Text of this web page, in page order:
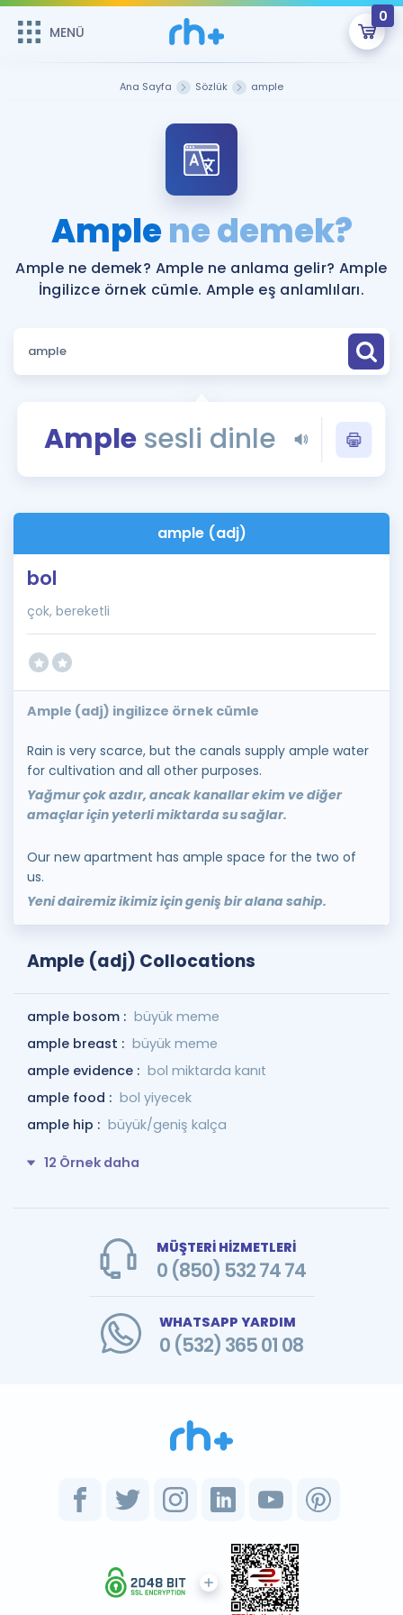
MENÜ
0
ÜYE DEĞİLİM
Sepetin Şu An Boş.
Remzi Hoca ile seni sınava hazırlayacak onlarca eğitim seni
bekliyor!
MENÜ
Katılımcı Görüşleri
Faydalı Araçlar
Sözlük
Rehberlik Aracı
Blog
İngilizce Gramer
Ana Sayfa Sözlük ample
Amplene demek?
Ample ne demek? Ample ne anlama gelir? Ample
İngilizce örnek cümle. Ample eş anlamlıları.
Ample sesli dinle
ample (adj)
bol
çok, bereketli
Ample (adj) ingilizce örnek cümle
Rain is very scarce, but the canals supply ample water
for cultivation and all other purposes.
Yağmur çok azdır, ancak kanallar ekim ve diğer
amaçlar için yeterli miktarda su sağlar.
Our new apartment has ample space for the two of
us.
Yeni dairemiz ikimiz için geniş bir alana sahip.
Ample (adj) Collocations
ample bosom : büyük meme
ample breast : büyük meme
ample evidence : bol miktarda kanıt
ample food : bol yiyecek
ample hip : büyük/geniş kalça
12 Örnek daha
MÜŞTERİ HİZMETLERİ
0 (850) 532 74 74
WHATSAPP YARDIM
0 (532) 365 01 08